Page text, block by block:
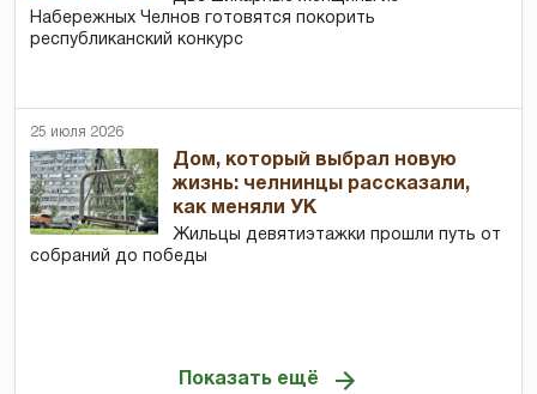
Набережных Челнов готовятся покорить
республиканский конкурс
25 июля 2026
Дом, который выбрал новую
жизнь: челнинцы рассказали,
как меняли УК
Жильцы девятиэтажки прошли путь от
собраний до победы
Показать ещё